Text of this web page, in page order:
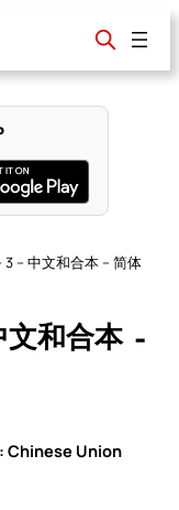
– 中文和合本 – 简体
和合本 –
Chinese Union